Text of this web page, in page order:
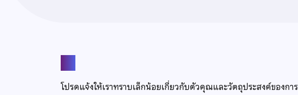
โปรดแจ้งให้เราทราบเล็กน้อยเกี่ยวกับตัวคุณและวัตถุประสงค์ของก